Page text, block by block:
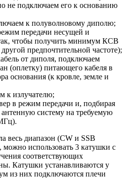
не подключаем его к основанию
к полуволновому диполю;
передачи несущей и
чтобы получить минимум КСВ
предпочтительной частоте);
от диполя, подключаем
(оплетку) питающего кабеля в
основания (к кровле, земле и
к излучателю;
в режим передачи и, подбирая
систему на требуемую
весь диапазон (CW и SSB
использовать 3 катушки с
соответствующих
Катушки устанавливаются у
из них подключаются плечи